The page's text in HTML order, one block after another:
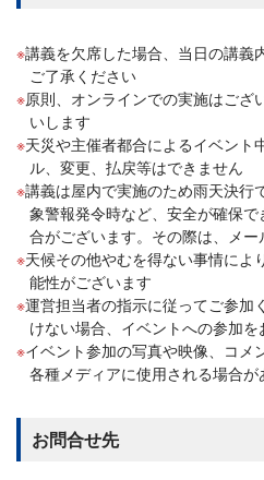
講義を欠席した場合、当日の講義
ご了承ください
原則、オンラインでの実施はござ
いします
天災や主催者都合によるイベント
ル、変更、払戻等はできません
講義は屋内で実施のため雨天決行
象警報発令時など、安全が確保
合がございます。その際は、メ
天候その他やむを得ない事情によ
能性がございます
運営担当者の指示に従ってご参加
けない場合、イベントへの参加
イベント参加の写真や映像、コメ
各種メディアに使用される場合が
お問合せ先